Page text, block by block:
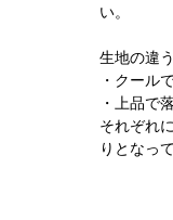
い。
生地の違
・クール
・上品で
それぞれ
りとなっ